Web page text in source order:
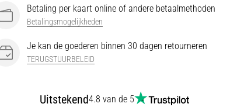
Betaling per kaart online of andere betaalmethoden
Betalingsmogelijkheden
Je kan de goederen binnen 30 dagen retourneren
TERUGSTUURBELEID
Uitstekend4.8 van de 5